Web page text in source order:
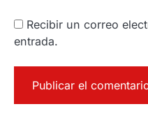
Recibir un correo
entrada.